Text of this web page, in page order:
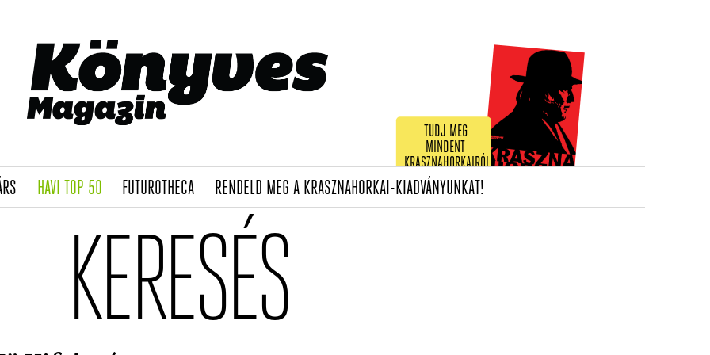
TUDJ MEG
MINDENT
KRASZNAHORKAIRÓL!
(CURRENT)
HAVI TOP 50(CURRENT)
FUTUROTHECA(CURRENT)
RENDELD MEG A KRASZNAHORKAI-KIADVÁNYUNKAT!(CURRENT)
KERESÉS